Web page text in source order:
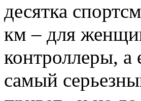
десятка
км – для
контроллеры, а
самый